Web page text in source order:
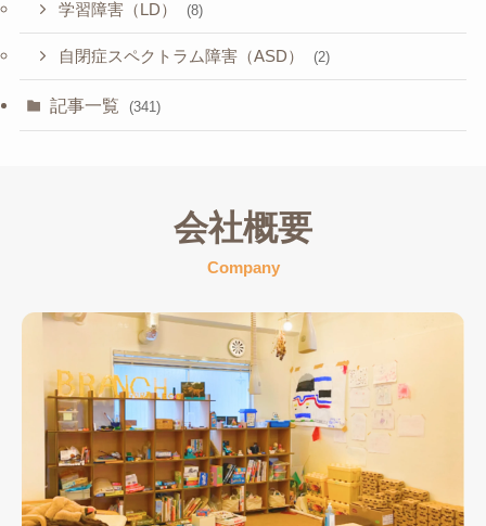
学習障害（LD） (8)
自閉症スペクトラム障害（ASD） (2)
記事一覧 (341)
会社概要
Company